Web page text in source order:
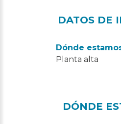
DATOS DE
Dónde
Planta alta
DÓNDE